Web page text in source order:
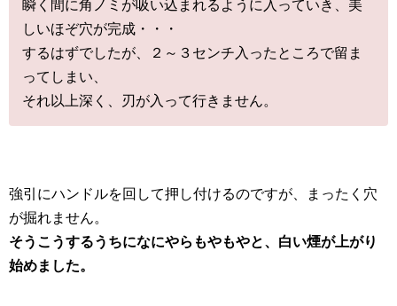
瞬く間に角ノミが吸い込まれるように入っていき、美
しいほぞ穴が完成・・・
するはずでしたが、２～３センチ入ったところで留ま
ってしまい、
それ以上深く、刃が入って行きません。
強引にハンドルを回して押し付けるのですが、まったく穴
が掘れません。
そうこうするうちになにやらもやもやと、白い煙が上がり
始めました。